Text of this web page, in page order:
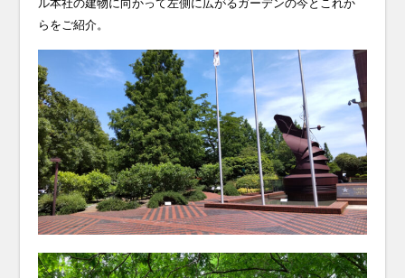
ル本社の建物に向かって左側に広がるガーデンの今とこれか
らをご紹介。